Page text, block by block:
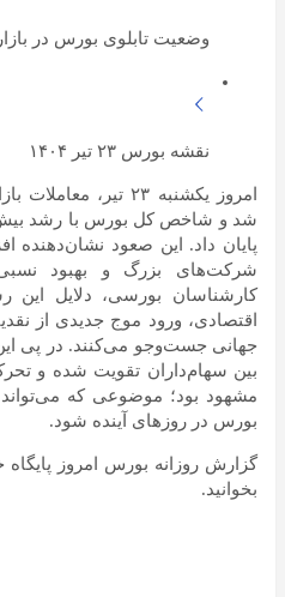
وضعیت تابلوی بورس در بازار ۲۳ تیر ۱۴۰۴
نقشه بورس ۲۳ تیر ۱۴۰۴
امروز یکشنبه ۲۳ تیر،
پایان داد. این صعود نشان‌دهنده
شرکت‌های بزرگ و بهبود
کارشناسان بورسی، دلایل این
اقتصادی، ورود موج جدیدی از
جهانی جست‌وجو می‌کنند. در پی
بین سهام‌داران تقویت شده و
مشهود بود؛ موضوعی که
بورس در روزهای آینده شود.
گزارش روزانه بورس امروز
بخوانید.